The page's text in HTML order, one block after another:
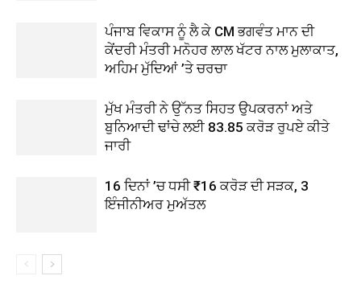
ਪੰਜਾਬ ਵਿਕਾਸ ਨੂੰ ਲੈ ਕੇ CM ਭਗਵੰਤ ਮਾਨ ਦੀ
ਕੇਂਦਰੀ ਮੰਤਰੀ ਮਨੋਹਰ ਲਾਲ ਖੱਟਰ ਨਾਲ ਮੁਲਾਕਾਤ,
ਅਹਿਮ ਮੁੱਦਿਆਂ ’ਤੇ ਚਰਚਾ
ਮੁੱਖ ਮੰਤਰੀ ਨੇ ਉੱਨਤ ਸਿਹਤ ਉਪਕਰਨਾਂ ਅਤੇ
ਬੁਨਿਆਦੀ ਢਾਂਚੇ ਲਈ 83.85 ਕਰੋੜ ਰੁਪਏ ਕੀਤੇ
ਜਾਰੀ
16 ਦਿਨਾਂ ’ਚ ਧਸੀ ₹16 ਕਰੋੜ ਦੀ ਸੜਕ, 3
ਇੰਜੀਨੀਅਰ ਮੁਅੱਤਲ